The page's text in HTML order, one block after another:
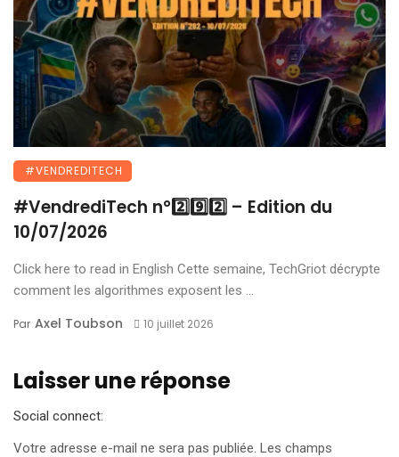
#VENDREDITECH
#VendrediTech n°2️⃣9️⃣2️⃣ – Edition du
10/07/2026
Click here to read in English Cette semaine, TechGriot décrypte
comment les algorithmes exposent les ...
Par Axel Toubson 10 juillet 2026
Laisser une réponse
Social connect:
Votre adresse e-mail ne sera pas publiée. Les champs